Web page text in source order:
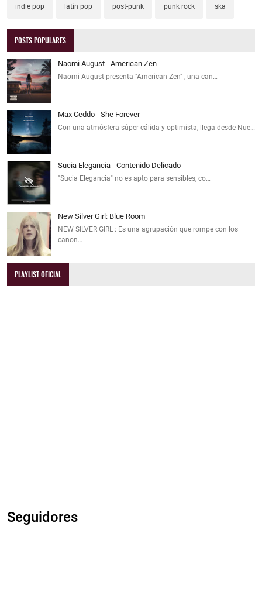
indie pop latin pop post-punk punk rock ska
POSTS POPULARES
Naomi August - American Zen
Naomi August presenta "American Zen" , una can…
Max Ceddo - She Forever
Con una atmósfera súper cálida y optimista, llega desde Nue…
Sucia Elegancia - Contenido Delicado
"Sucia Elegancia" no es apto para sensibles, co…
New Silver Girl: Blue Room
NEW SILVER GIRL : Es una agrupación que rompe con los
canon…
PLAYLIST OFICIAL
Seguidores